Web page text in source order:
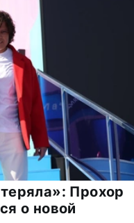
Прохор
о новой